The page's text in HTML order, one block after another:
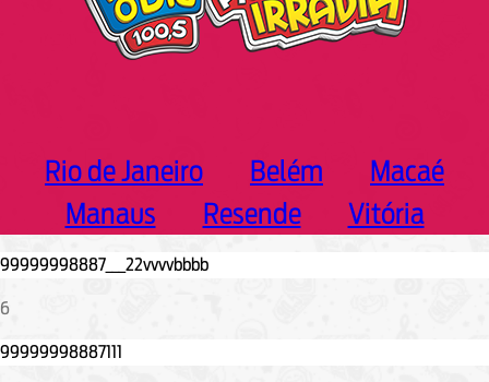
Rio de Janeiro Belém
Macaé
Manaus
Resende Vitória
6